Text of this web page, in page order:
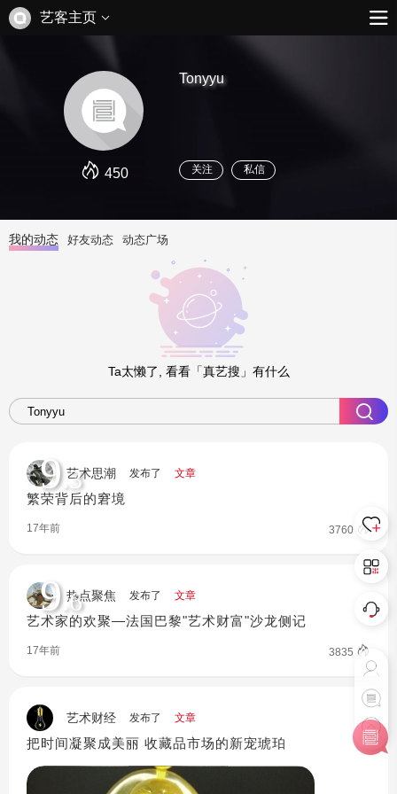
艺客主页
450
Tonyyu
关注 私信
我的动态 好友动态 动态广场
Ta太懒了, 看看「真艺搜」有什么
艺术思潮 发布了 文章
繁荣背后的窘境
9.3
17年前 3760
热点聚焦 发布了 文章
艺术家的欢聚—法国巴黎"艺术财富"沙龙侧记
9.6
17年前 3835
艺术财经 发布了 文章
把时间凝聚成美丽 收藏品市场的新宠琥珀